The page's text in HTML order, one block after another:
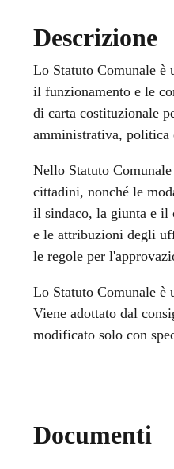
Descrizione
Lo Statuto Comunale è
il funzionamento e le
di carta costituzionale
amministrativa, politica
Nello Statuto
cittadini, nonché le
il sindaco, la giunta e il
e le attribuzioni degli
le regole per
Lo Statuto Comunale è
Viene adottato dal
modificato solo con
Documenti